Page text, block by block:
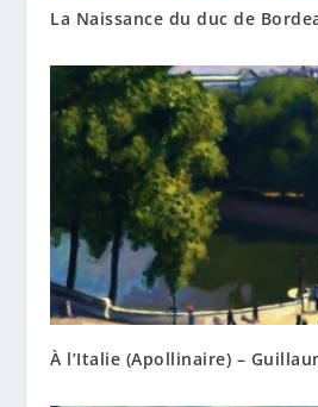
La Naissance du duc de
À l’Italie (Apollinaire) –